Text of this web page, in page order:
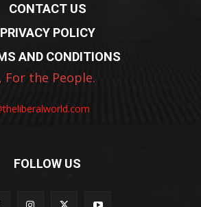
CONTACT US
PRIVACY POLICY
AND CONDITIONS
For the People.
FOLLOW US